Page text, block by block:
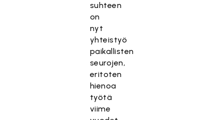
suhteen
on
nyt
yhteistyö
paikallisten
seurojen,
eritoten
hienoa
työtä
viime